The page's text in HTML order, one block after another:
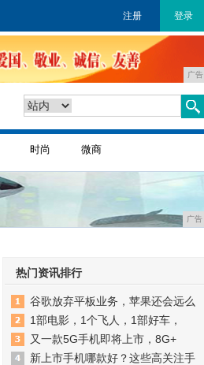
注册 登录
广告
时尚 微商
广告
热门资讯排行
谷歌放弃平板业务，苹果还会远么
1部电影，1个飞人，1部好车，
又一款5G手机即将上市，8G+
新上市手机哪款好？这些高关注手